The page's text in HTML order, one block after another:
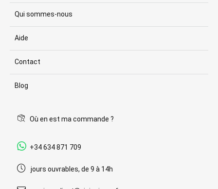
Qui sommes-nous
Aide
Contact
Blog
Où en est ma commande ?
+34 634 871 709
jours ouvrables, de 9 à 14h